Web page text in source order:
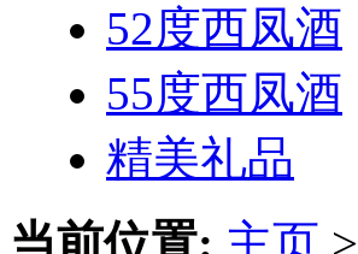
52度西凤酒
55度西凤酒
精美礼品
当前位置: 主页 >